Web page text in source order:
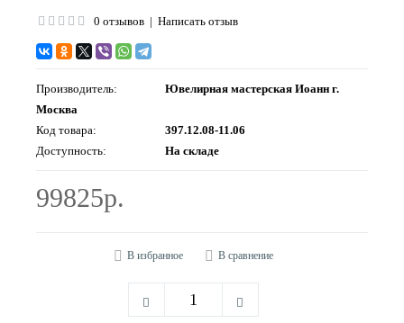
0 отзывов | Написать отзыв
Производитель:
Ювелирная мастерская Иоанн г.
Москва
Код товара:
397.12.08-11.06
Доступность:
На складе
99825р.
В избранное В сравнение